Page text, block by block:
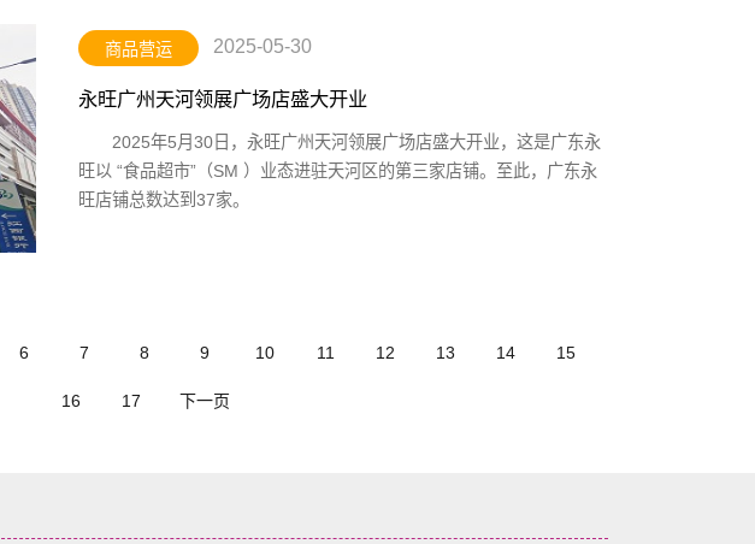
商品营运 2025-05-30
永旺广州天河领展广场店盛大开业
2025年5月30日，永旺广州天河领展广场店盛大开业，这是广东永
旺以 “食品超市”（SM ）业态进驻天河区的第三家店铺。至此，广东永
旺店铺总数达到37家。
6 7 8 9 10 11 12 13 14 15
16 17 下一页